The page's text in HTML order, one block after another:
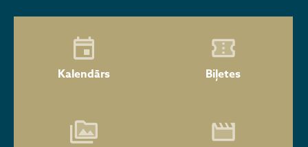
Kalendārs Biļetes